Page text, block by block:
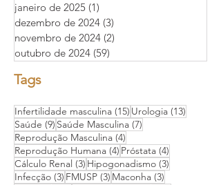
janeiro de 2025 (1)
dezembro de 2024 (3)
novembro de 2024 (2)
outubro de 2024 (59)
Tags
Infertilidade masculina (15) 15 posts
Urologia (13)
Saúde (9) 9 posts
Saúde Masculina (7)
Reprodução Masculina (4)
Reprodução Humana (4) 4 posts
Próstata (4)
Cálculo Renal (3) 3 posts
Hipogonadismo (3)
Infecção (3) 3 posts
FMUSP (3) 3 posts
Maconha (3)